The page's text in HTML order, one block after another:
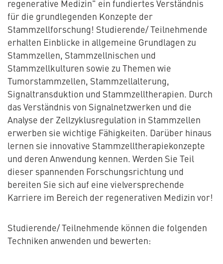
regenerative Medizin" ein fundiertes Verständnis
für die grundlegenden Konzepte der
Stammzellforschung! Studierende/ Teilnehmende
erhalten Einblicke in allgemeine Grundlagen zu
Stammzellen, Stammzellnischen und
Stammzellkulturen sowie zu Themen wie
Tumorstammzellen, Stammzellalterung,
Signaltransduktion und Stammzelltherapien. Durch
das Verständnis von Signalnetzwerken und die
Analyse der Zellzyklusregulation in Stammzellen
erwerben sie wichtige Fähigkeiten. Darüber hinaus
lernen sie innovative Stammzelltherapiekonzepte
und deren Anwendung kennen. Werden Sie Teil
dieser spannenden Forschungsrichtung und
bereiten Sie sich auf eine vielversprechende
Karriere im Bereich der regenerativen Medizin vor!
Studierende/ Teilnehmende können die folgenden
Techniken anwenden und bewerten: